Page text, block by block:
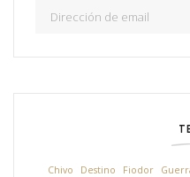
Chivo Destino Fiodor